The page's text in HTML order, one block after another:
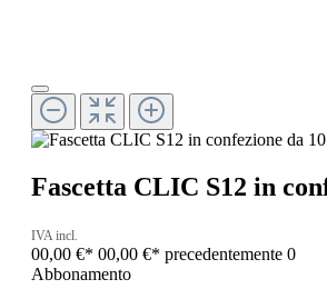
Fascetta CLIC S12 in
IVA incl.
00,00 €* 00,00 €* precedentemente 0
Abbonamento